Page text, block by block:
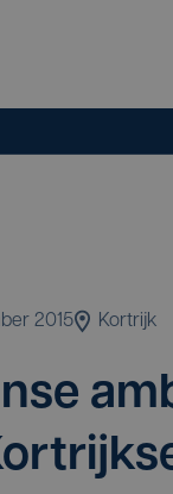
2015 Kortrijk